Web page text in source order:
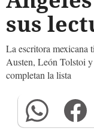
sus
La escritora mexicana
Austen, León Tolstoi
completan la lista